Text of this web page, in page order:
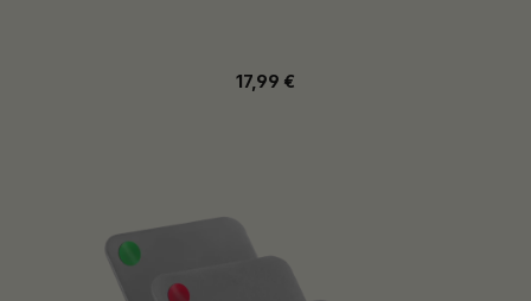
Regulärer Preis:
17,99 €